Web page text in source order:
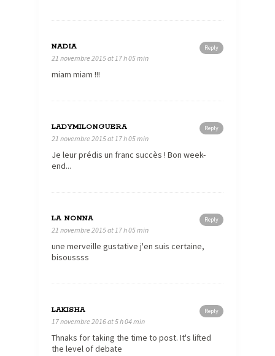
Reply
NADIA
21 novembre 2015 at 17 h 05 min
miam miam !!!
Reply
LADYMILONGUERA
21 novembre 2015 at 17 h 05 min
Je leur prédis un franc succès ! Bon week-
end...
Reply
LA NONNA
21 novembre 2015 at 17 h 05 min
une merveille gustative j'en suis certaine,
bisoussss
Reply
LAKISHA
17 novembre 2016 at 5 h 04 min
Thnaks for taking the time to post. It's lifted
the level of debate